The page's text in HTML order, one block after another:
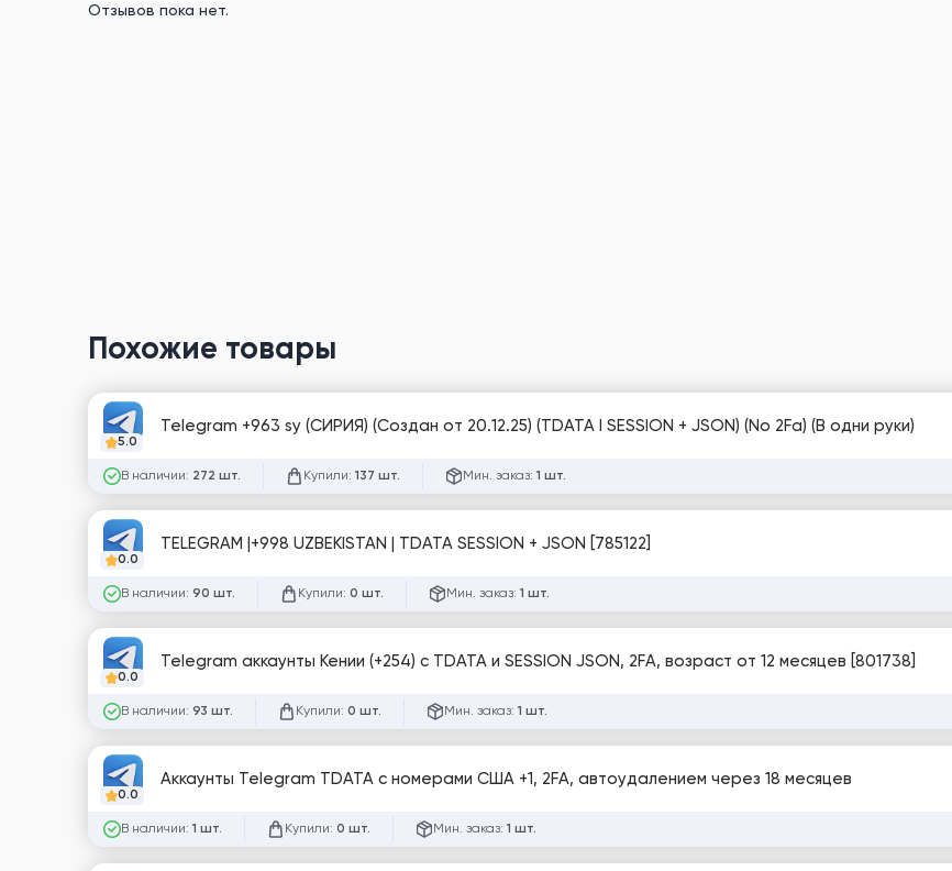
Отзывов пока нет.
Похожие товары
5.0
Telegram +963 sy (СИРИЯ) (Создан от 20.12.25) (TDATA I SESSION + JSON) (No 2Fa) (В одни руки)
В наличии: 272 шт. Купили: 137 шт. Мин. заказ: 1 шт.
0.0
TELEGRAM |+998 UZBEKISTAN | TDATA SESSION + JSON [785122]
В наличии: 90 шт. Купили: 0 шт. Мин. заказ: 1 шт.
0.0
Telegram аккаунты Кении (+254) с TDATA и SESSION JSON, 2FA, возраст от 12 месяцев [801738]
В наличии: 93 шт. Купили: 0 шт. Мин. заказ: 1 шт.
0.0
Аккаунты Telegram TDATA с номерами США +1, 2FA, автоудалением через 18 месяцев
В наличии: 1 шт. Купили: 0 шт. Мин. заказ: 1 шт.